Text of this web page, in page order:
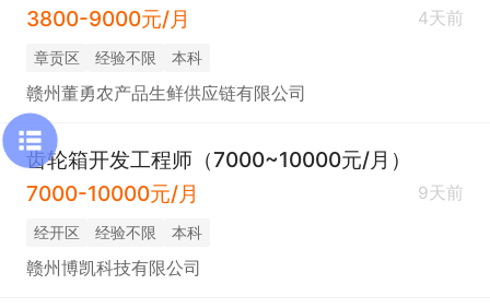
3800-9000元/月
4天前
章贡区 经验不限 本科
赣州董勇农产品生鲜供应链有限公司
齿轮箱开发工程师（7000~10000元/月）
7000-10000元/月
9天前
经开区 经验不限 本科
赣州博凯科技有限公司